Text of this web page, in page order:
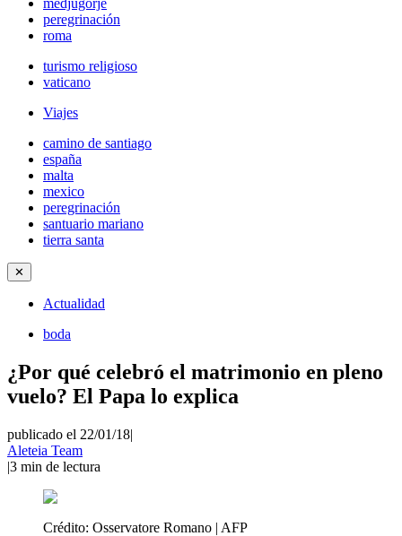
medjugorje
peregrinación
roma
turismo religioso
vaticano
Viajes
camino de santiago
españa
malta
mexico
peregrinación
santuario mariano
tierra santa
✕
Actualidad
boda
¿Por qué celebró el matrimonio en pleno
vuelo? El Papa lo explica
publicado el 22/01/18|
Aleteia Team
|3 min de lectura
Crédito: Osservatore Romano | AFP